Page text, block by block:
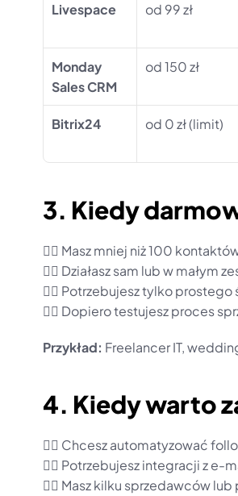
Livespace od 99 zł
Monday
Sales CRM
od 150 zł
Bitrix24 od 0 zł (limit)
3. Kiedy
👉🏼 Masz mniej niż 100
👉🏼 Działasz sam lub w małym
👉🏼 Potrzebujesz tylko
👉🏼 Dopiero testujesz proces
Przykład: Freelancer IT,
4. Kiedy warto
👉🏼 Chcesz automatyzować
👉🏼 Potrzebujesz integracji z e-
👉🏼 Masz kilku sprzedawców